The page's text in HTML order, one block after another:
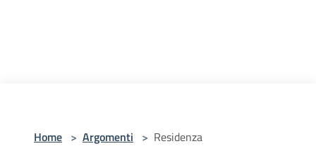
Home > Argomenti > Residenza